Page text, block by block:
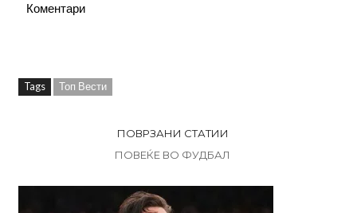
Коментари
Tags Топ Вести
ПОВРЗАНИ СТАТИИ
ПОВЕЌЕ ВО ФУДБАЛ